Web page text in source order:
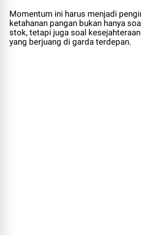
Momentum ini harus menjadi
ketahanan pangan bukan hanya
stok, tetapi juga soal
yang berjuang di garda terdepan.